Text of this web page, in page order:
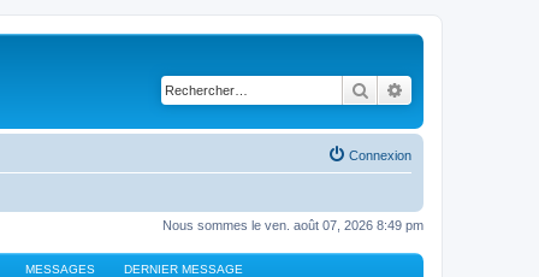
Rechercher
Connexion
Nous sommes le ven. août 07, 2026 8:49 pm
MESSAGES DERNIER MESSAGE